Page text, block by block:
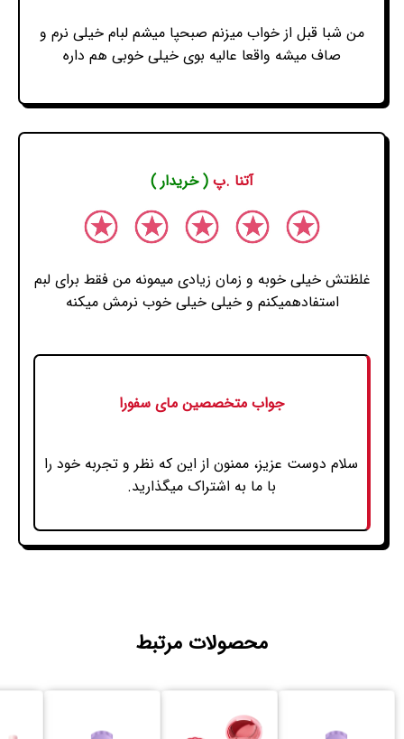
من شبا قبل از خواب میزنم صبحپا میشم لبام خیلی نرم و
صاف میشه واقعا عالیه بوی خیلی خوبی هم داره
آتنا .پ ( خریدار )
غلظتش خیلی خوبه و زمان زیادی میمونه من فقط برای لبم
استفادهمیکنم و خیلی خیلی خوب نرمش میکنه
جواب متخصصین مای سفورا
سلام دوست عزیز، ممنون از این که نظر و تجربه خود را
با ما به اشتراک میگذارید.
محصولات مرتبط